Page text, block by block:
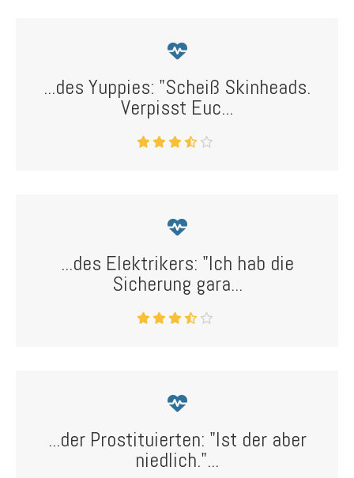
...des Yuppies: "Scheiß Skinheads.
Verpisst Euc...
...des Elektrikers: "Ich hab die
Sicherung gara...
...der Prostituierten: "Ist der aber
niedlich."...